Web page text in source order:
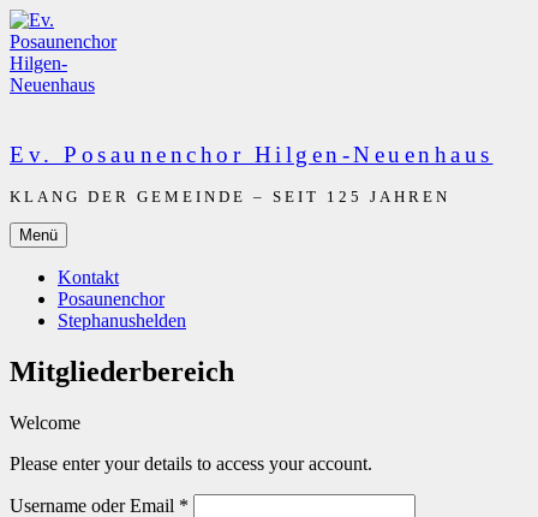
Zum
Inhalt
springen
Ev. Posaunenchor Hilgen-Neuenhaus
KLANG DER GEMEINDE – SEIT 125 JAHREN
Menü
Kontakt
Posaunenchor
Stephanushelden
Mitgliederbereich
Welcome
Please enter your details to access your account.
Username oder Email *